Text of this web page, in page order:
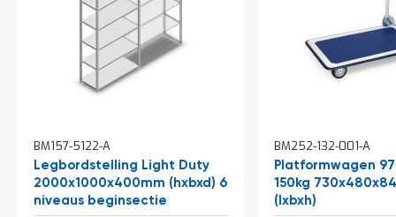
BM157-5122-A
Legbordstelling Light Duty
2000x1000x400mm (hxbxd) 6
niveaus beginsectie
BM252-132-001-A
Platformwagen
150kg
(lxbxh)
winkelwagen